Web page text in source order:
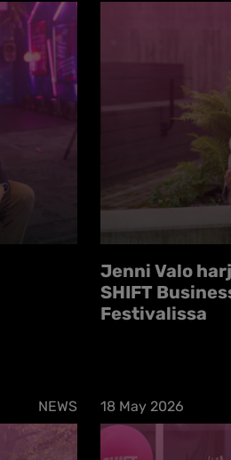
Jenni Valo
SHIFT
Festivalissa
NEWS 18 May 2026